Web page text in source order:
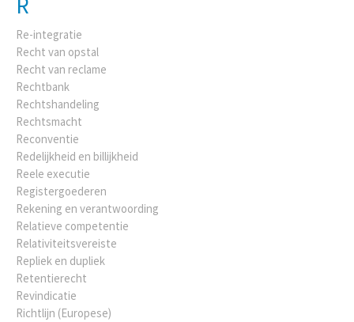
Re-integratie
Recht van opstal
Recht van reclame
Rechtbank
Rechtshandeling
Rechtsmacht
Reconventie
Redelijkheid en billijkheid
Reele executie
Registergoederen
Rekening en verantwoording
Relatieve competentie
Relativiteitsvereiste
Repliek en dupliek
Retentierecht
Revindicatie
Richtlijn (Europese)